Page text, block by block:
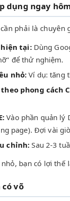
dụng ngay
phải là chuyên
tại:Dùng
để thử nghiệm.
nhỏ: Ví dụ: tăng
phong cách
Vào phần quản lý
page). Đợi vài
chỉnh: Sau 2-3
bạn có lợi
võ